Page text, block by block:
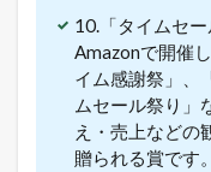
」
を
ツ
イ
ー
ト
中
10.「タイムセー
Amazonで開催
イム感謝祭」、
ムセール祭り」
え・売上などの
贈られる賞です。